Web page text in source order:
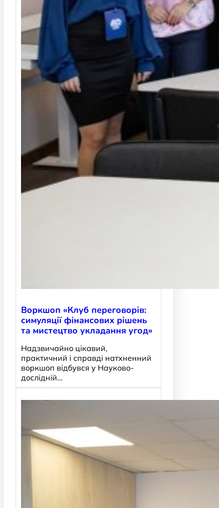
Воркшоп «Клуб переговорів:
симуляції фінансових рішень
та мистецтво укладання угод»
Надзвичайно цікавий,
практичний і справді натхненний
воркшоп відбувся у Науково-
дослідній…